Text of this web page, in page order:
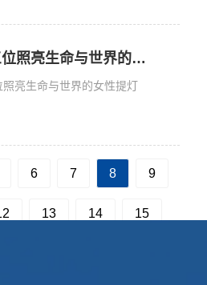
致敬三位照亮生命与世界的女性提灯者（文末有礼）
照亮生命与世界的女性提灯
6 7 8 9
13 14 15